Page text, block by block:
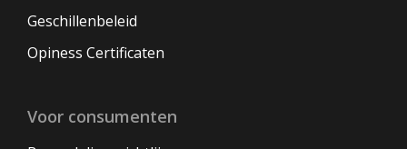
Geschillenbeleid
Opiness Certificaten
Voor consumenten